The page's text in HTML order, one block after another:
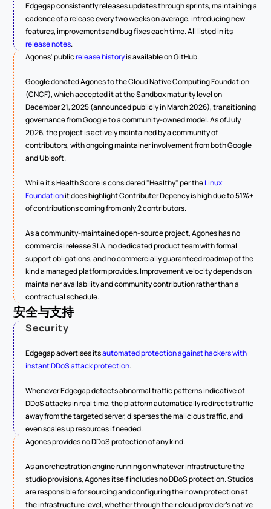
Edgegap consistently releases updates through sprints, maintaining a
cadence of a release every two weeks on average, introducing new
release notes.
Agones' public release history is available on GitHub.
Google donated Agones to the Cloud Native Computing Foundation
(CNCF), which accepted it at the Sandbox maturity level on
December 21, 2025 (announced publicly in March 2026), transitioning
governance from Google to a community-owned model. As of July
2026, the project is actively maintained by a community of
contributors, with ongoing maintainer involvement from both Google
and Ubisoft.
While it's Health Score is considered "Healthy" per the Linux
Foundation it does highlight Contributer Depency is high due to 51%+
of contributions coming from only 2 contributors.
As a community-maintained open-source project, Agones has no
commercial release SLA, no dedicated product team with formal
support obligations, and no commercially guaranteed roadmap of the
kind a managed platform provides. Improvement velocity depends on
maintainer availability and community contribution rather than a
contractual schedule.
安全与支持
Security
Edgegap advertises its automated protection against hackers with
instant DDoS attack protection.
Whenever Edgegap detects abnormal traffic patterns indicative of
DDoS attacks in real time, the platform automatically redirects traffic
away from the targeted server, disperses the malicious traffic, and
even scales up resources if needed.
Agones provides no DDoS protection of any kind.
As an orchestration engine running on whatever infrastructure the
studio provisions, Agones itself includes no DDoS protection. Studios
are responsible for sourcing and configuring their own protection at
the infrastructure level, whether through their cloud provider's native